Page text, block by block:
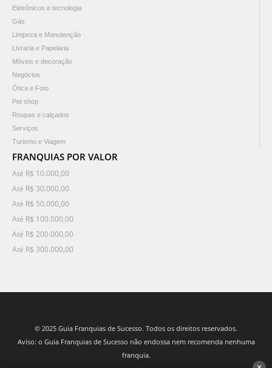
Eletrônicos e tecnologia
Gás
Limpeza e Manutenção
Livraria e Papelaria
Móveis e decoração
Negócios
Ótica e Foto
Pet shop
Roupas e calçados
Serviços
Turismo e Viagem
FRANQUIAS POR VALOR
Até R$ 10.000,00
Até R$ 30.000,00
Até R$ 50.000,00
Até R$ 100.000,00
Até R$ 200.000,00
Até R$ 300.000,00
© 2025 Guia Franquias de Sucesso. Todos os direitos reservados.
Aviso: o Guia Franquias de Sucesso não endossa nem recomenda nenhuma
franquia.